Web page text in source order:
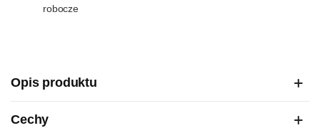
robocze
Opis produktu
Cechy